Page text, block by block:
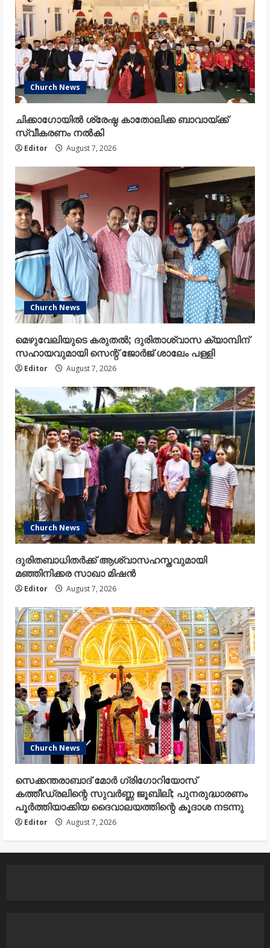
Church News
ചിക്കാഗോയിൽ ശ്രേഷ്ഠ കാതോലിക്ക ബാവായ്ക്ക്
സ്വീകരണം നൽകി
Editor August 7, 2026
Church News
മെഴുവേലിയുടെ കരുതൽ; ദുരിതാശ്വാസ ക്യാമ്പിന്
സഹായവുമായി സെന്റ് ജോർജ് ശാലേം പള്ളി
Editor August 7, 2026
Church News
ദുരിതബാധിതർക്ക് ആശ്വാസഹസ്തവുമായി
മഞ്ഞിനിക്കര സാഖാ മിഷൻ
Editor August 7, 2026
Church News
സെക്കന്തരാബാദ് മോർ ഗ്രിഗോറിയോസ്
കത്തീഡ്രലിന്റെ സുവർണ്ണ ജൂബിലി; പുനരുദ്ധാരണം
പൂർത്തിയാക്കിയ ദൈവാലയത്തിന്റെ കൂദാശ നടന്നു
Editor August 7, 2026